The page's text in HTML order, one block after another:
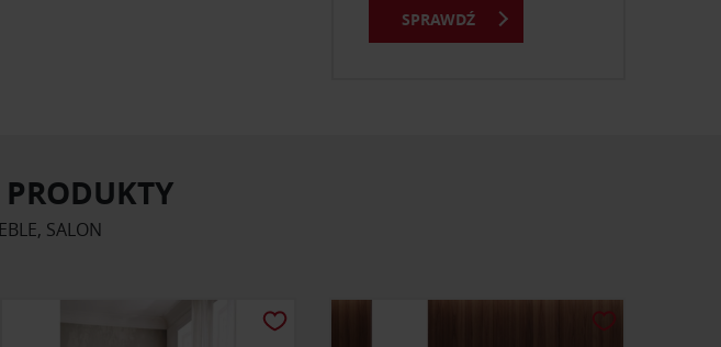
SPRAWDŹ
SALON